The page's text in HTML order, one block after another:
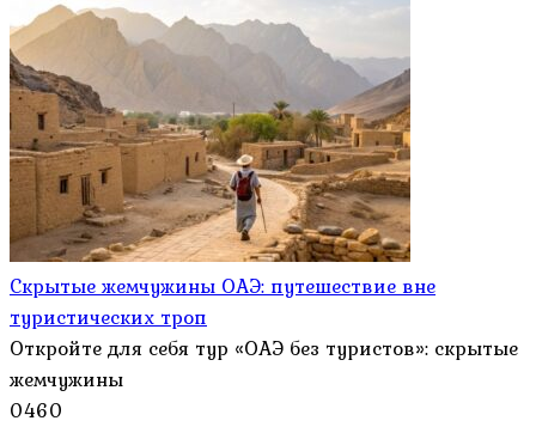
Скрытые жемчужины ОАЭ: путешествие вне
туристических троп
Откройте для себя тур «ОАЭ без туристов»: скрытые
жемчужины
0460